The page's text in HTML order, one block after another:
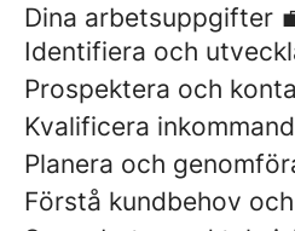
Dina arbetsuppgifter
Identifiera och
Prospektera och
Kvalificera
Planera och
Förstå kundbehov